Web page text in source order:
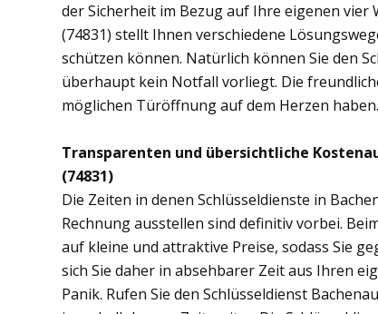
der Sicherheit im Bezug auf Ihre eigenen vier
(74831) stellt Ihnen verschiedene
schützen können. Natürlich können Sie den
überhaupt kein Notfall vorliegt. Die
möglichen Türöffnung auf dem Herzen haben.
Transparenten und übersichtliche
(74831)
Die Zeiten in denen Schlüsseldienste in
Rechnung ausstellen sind definitiv vorbei.
auf kleine und attraktive Preise, sodass Sie
sich Sie daher in absehbarer Zeit aus Ihren
Panik. Rufen Sie den Schlüsseldienst